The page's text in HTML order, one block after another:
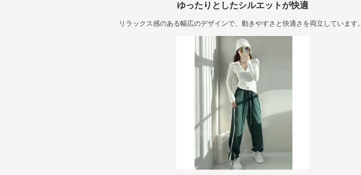
ゆったりとしたシルエットが快適
リラックス感のある幅広のデザインで、動きやすさと快適さを両立しています。